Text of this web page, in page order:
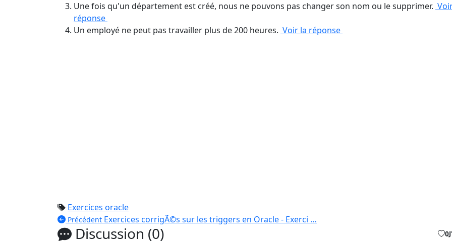
Une fois qu'un département est créé, nous ne pouvons pas changer son nom ou le supprimer.
réponse
Un employé ne peut pas travailler plus de 200 heures. Voir la réponse
Exercices oracle
Précédent Exercices corrigÃ©s sur les triggers en Oracle - Exerci …
Discussion (0) 0